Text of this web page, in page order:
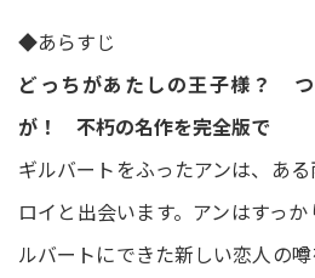
◆あらすじ
どっちがあたしの王子様？
が！ 不朽の名作を完全版で
ギルバートをふったアンは、あ
ロイと出会います。アンはすっ
ルバートにできた新しい恋人の